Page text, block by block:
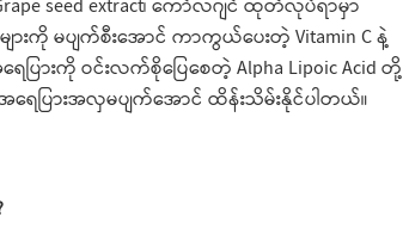
seed extract၊ ကော်လဂျင် ထုတ်လုပ်ရာမှာ
ျားကို မပျက်စီးအောင် ကာကွယ်ပေးတဲ့ Vitamin C နဲ့
ပြားကို ဝင်းလက်စိုပြေစေတဲ့ Alpha Lipoic Acid တို့
အရေပြားအလှမပျက်အောင် ထိန်းသိမ်းနိုင်ပါတယ်။